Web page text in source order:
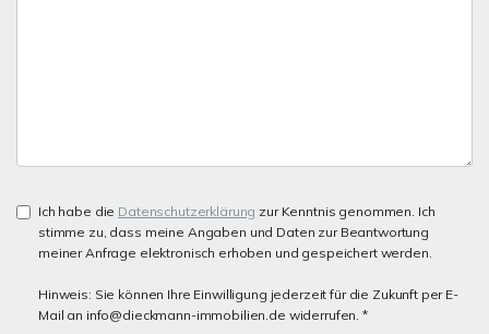
Ich habe die Datenschutzerklärung zur Kenntnis genommen. Ich
stimme zu, dass meine Angaben und Daten zur Beantwortung
meiner Anfrage elektronisch erhoben und gespeichert werden.
Hinweis: Sie können Ihre Einwilligung jederzeit für die Zukunft per E-
Mail an info@dieckmann-immobilien.de widerrufen. *